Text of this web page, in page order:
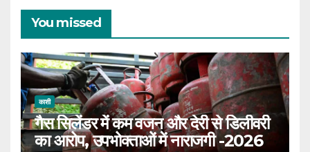
You missed
काशी
गैस सिलेंडर में कम वजन और देरी से डिलीवरी
का आरोप, उपभोक्ताओं में नाराजगी -2026